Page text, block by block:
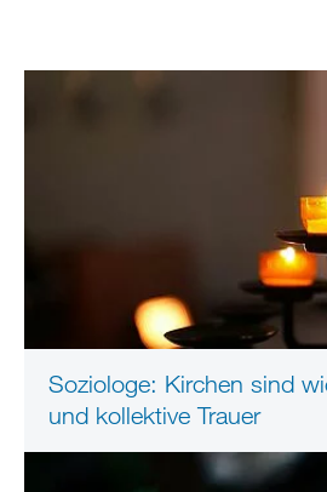
Soziologe: Kirchen sind
und kollektive Trauer